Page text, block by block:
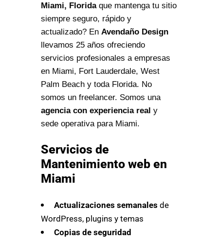
Miami, Floridaque mantenga tu sitio
siempre seguro, rápido y
actualizado? En Avendaño Design
llevamos 25 años ofreciendo
servicios profesionales a empresas
en Miami, Fort Lauderdale, West
Palm Beach y toda Florida. No
somos un freelancer. Somos una
agencia con experiencia real y
sede operativa para Miami.
Servicios de
Mantenimiento web en
Miami
Actualizaciones semanales de
WordPress, plugins y temas
Copias de seguridad